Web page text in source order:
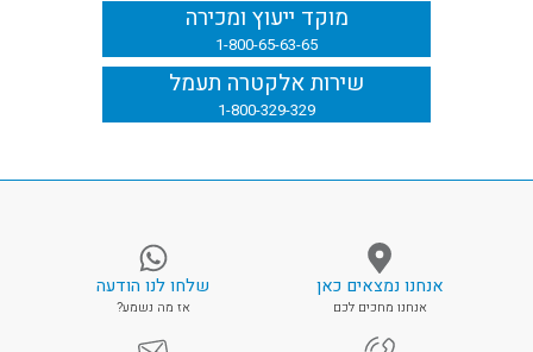
מוקד ייעוץ ומכירה
1-800-65-63-65
שירות אלקטרה תעמל
1-800-329-329
אנחנו נמצאים כאן
אנחנו מחכים לכם
שלחו לנו הודעה
אז מה נשמע?